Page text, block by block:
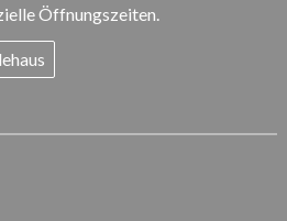
Öffnungszeiten.